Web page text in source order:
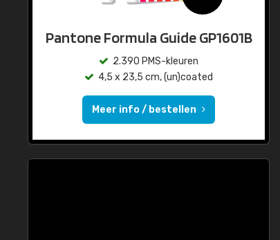
Pantone Formula Guide GP1601B
2.390 PMS-kleuren
4,5 x 23,5 cm, (un)coated
Meer info / bestellen